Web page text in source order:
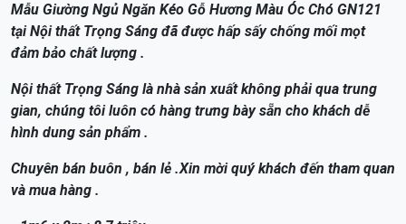
Mẫu Giường Ngủ Ngăn Kéo Gỗ Hương Màu Óc Chó GN121
tại Nội thất Trọng Sáng đã được hấp sấy chống mối mọt
đảm bảo chất lượng .
Nội thất Trọng Sáng là nhà sản xuất không phải qua trung
gian, chúng tôi luôn có hàng trưng bày sẵn cho khách dễ
hình dung sản phẩm .
Chuyên bán buôn , bán lẻ .Xin mời quý khách đến tham quan
và mua hàng .